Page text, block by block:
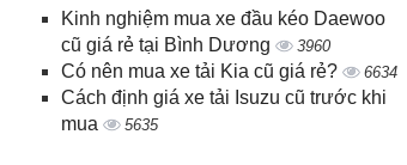
Kinh nghiệm mua xe đầu kéo Daewoo
cũ giá rẻ tại Bình Dương
3960
Có nên mua xe tải Kia cũ giá rẻ? 6634
Cách định giá xe tải Isuzu cũ trước khi
mua
5635